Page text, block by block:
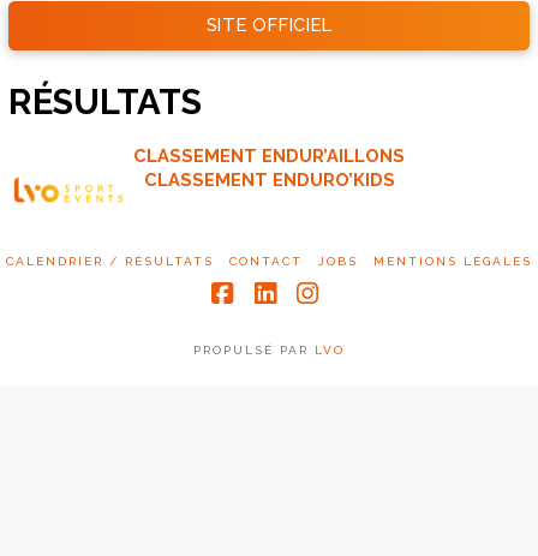
SITE OFFICIEL
RÉSULTATS
CLASSEMENT ENDUR’AILLONS
CLASSEMENT ENDURO’KIDS
CALENDRIER / RÉSULTATS CONTACT JOBS MENTIONS LÉGALES
PROPULSÉ PAR LVO